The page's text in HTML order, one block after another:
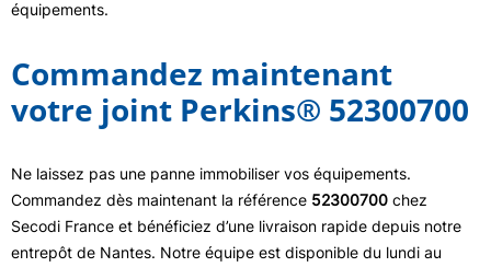
équipements.
Commandez maintenant
votre joint Perkins® 52300700
Ne laissez pas une panne immobiliser vos équipements.
Commandez dès maintenant la référence 52300700 chez
Secodi France et bénéficiez d’une livraison rapide depuis notre
entrepôt de Nantes. Notre équipe est disponible du lundi au